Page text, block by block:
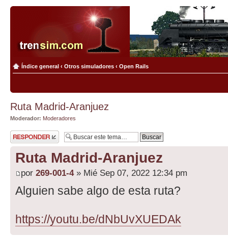
Índice general ‹ Otros simuladores ‹ Open Rails
Ruta Madrid-Aranjuez
Moderador: Moderadores
Publicar una
respuesta
Ruta Madrid-Aranjuez
por 269-001-4» Mié Sep 07, 2022 12:34 pm
Alguien sabe algo de esta ruta?
https://youtu.be/dNbUvXUEDAk